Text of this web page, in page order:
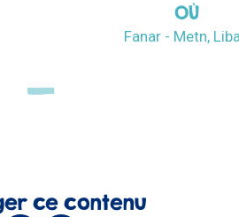
OÙ
Fanar - Metn,
ce contenu